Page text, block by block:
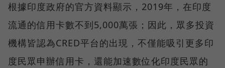
根據印度政府的官方資料顯示，2019年，在印度
流通的信用卡數不到5,000萬張；因此，眾多投資
機構皆認為CRED平台的出現，不僅能吸引更多印
度民眾申辦信用卡，還能加速數位化印度民眾的